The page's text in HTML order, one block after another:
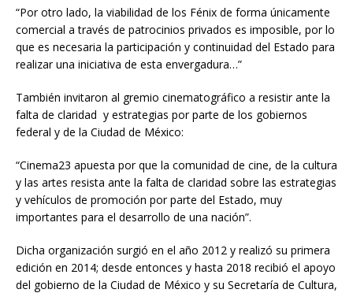
“Por otro lado, la viabilidad de los Fénix de forma únicamente
comercial a través de patrocinios privados es imposible, por lo
que es necesaria la participación y continuidad del Estado para
realizar una iniciativa de esta envergadura…”
También invitaron al gremio cinematográfico a resistir ante la
falta de claridad y estrategias por parte de los gobiernos
federal y de la Ciudad de México:
“Cinema23 apuesta por que la comunidad de cine, de la cultura
y las artes resista ante la falta de claridad sobre las estrategias
y vehículos de promoción por parte del Estado, muy
importantes para el desarrollo de una nación”.
Dicha organización surgió en el año 2012 y realizó su primera
edición en 2014; desde entonces y hasta 2018 recibió el apoyo
del gobierno de la Ciudad de México y su Secretaría de Cultura,